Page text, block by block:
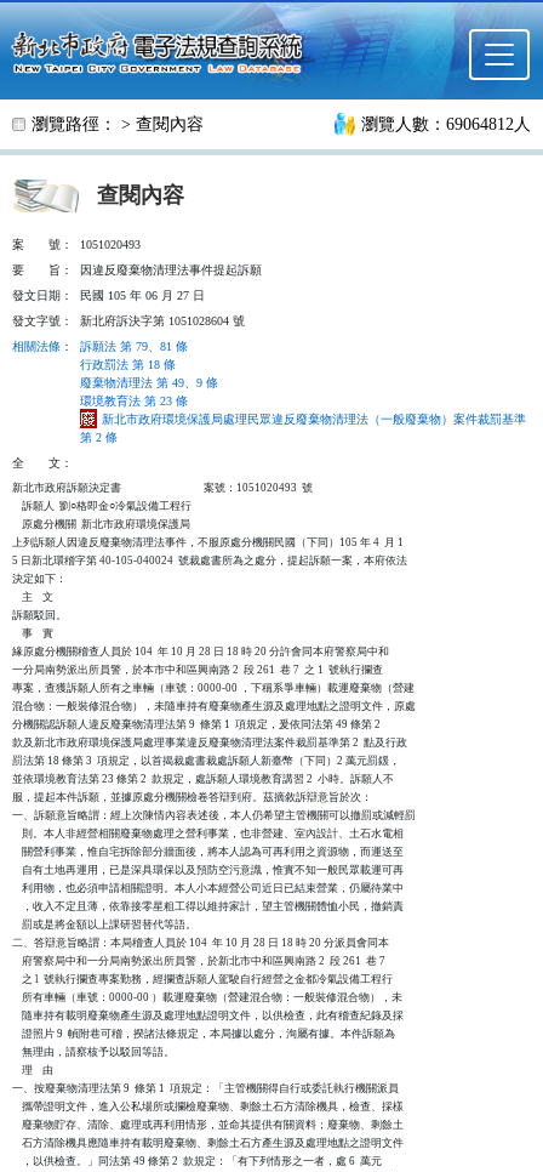
跳至主要內容
瀏覽路徑： > 查閱內容 瀏覽人數：69064812人
查閱內容
案 號：
1051020493
要
旨：
因違反廢棄物清理法事件提起訴願
發文日期：
民國 105 年 06 月 27 日
發文字號：
新北府訴決字第 1051028604 號
相關法條 ：
訴願法 第 79、81 條
行政罰法 第 18 條
廢棄物清理法 第 49、9 條
環境教育法 第 23 條
新北市政府環境保護局處理民眾違反廢棄物清理法（一般廢棄物）案件裁罰基準
第 2 條
全
文：
新北市政府訴願決定書                                  案號：1051020493  號
    訴願人  劉○格即金○冷氣設備工程行
    原處分機關  新北市政府環境保護局
上列訴願人因違反廢棄物清理法事件，不服原處分機關民國（下同）105 年 4  月 1
5 日新北環稽字第 40-105-040024  號裁處書所為之處分，提起訴願一案，本府依法
決定如下：
    主    文
訴願駁回。
    事    實
緣原處分機關稽查人員於 104  年 10 月 28 日 18 時 20 分許會同本府警察局中和
一分局南勢派出所員警，於本市中和區興南路 2  段 261  巷 7  之 1  號執行攔查
專案，查獲訴願人所有之車輛（車號：0000-00 ，下稱系爭車輛）載運廢棄物（營建
混合物：一般裝修混合物），未隨車持有廢棄物產生源及處理地點之證明文件，原處
分機關認訴願人違反廢棄物清理法第 9  條第 1  項規定，爰依同法第 49 條第 2
款及新北市政府環境保護局處理事業違反廢棄物清理法案件裁罰基準第 2  點及行政
罰法第 18 條第 3  項規定，以首揭裁處書裁處訴願人新臺幣（下同）2 萬元罰鍰，
並依環境教育法第 23 條第 2  款規定，處訴願人環境教育講習 2  小時。訴願人不
服，提起本件訴願，並據原處分機關檢卷答辯到府。茲摘敘訴辯意旨於次：
一、訴願意旨略謂：經上次陳情內容表述後，本人仍希望主管機關可以撤罰或減輕罰
    則。本人非經營相關廢棄物處理之營利事業，也非營建、室內設計、土石水電相
    關營利事業，惟自宅拆除部分牆面後，將本人認為可再利用之資源物，而運送至
    自有土地再運用，已是深具環保以及預防空污意識，惟實不知一般民眾載運可再
    利用物，也必須申請相關證明。本人小本經營公司近日已結束營業，仍屬待業中
    ，收入不定且薄，依靠接零星粗工得以維持家計，望主管機關體恤小民，撤銷責
    罰或是將金額以上課研習替代等語。
二、答辯意旨略謂：本局稽查人員於 104  年 10 月 28 日 18 時 20 分派員會同本
    府警察局中和一分局南勢派出所員警，於新北市中和區興南路 2  段 261  巷 7
    之 l  號執行攔查專案勤務，經攔查訴願人駕駛自行經營之金都冷氣設備工程行
    所有車輛（車號：0000-00 ）載運廢棄物（營建混合物：一般裝修混合物），未
    隨車持有載明廢棄物產生源及處理地點證明文件，以供檢查，此有稽查紀錄及採
    證照片 9  幀附巷可稽，揆諸法條規定，本局據以處分，洵屬有據。本件訴願為
    無理由，請察核予以駁回等語。
    理    由
一、按廢棄物清理法第 9  條第 1  項規定：「主管機關得自行或委託執行機關派員
    攜帶證明文件，進入公私場所或攔檢廢棄物、剩餘土石方清除機具，檢查、採樣
    廢棄物貯存、清除、處理或再利用情形，並命其提供有關資料；廢棄物、剩餘土
    石方清除機具應隨車持有載明廢棄物、剩餘土石方產生源及處理地點之證明文件
    ，以供檢查。」同法第 49 條第 2  款規定：「有下列情形之一者，處 6  萬元